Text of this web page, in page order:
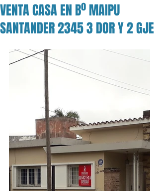
VENTA CASA EN Bº MAIPU
SANTANDER 2345 3 DOR Y 2 GJE